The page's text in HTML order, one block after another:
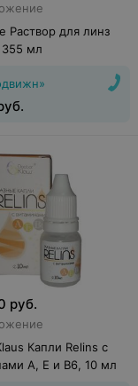
Раствор для линз
355 мл
руб.
Капли Relins с
A, Е и B6, 10 мл